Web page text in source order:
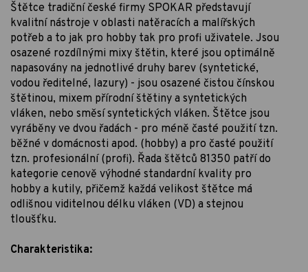
Štětce tradiční české firmy SPOKAR představují
kvalitní nástroje v oblasti natěracích a malířských
potřeb a to jak pro hobby tak pro profi uživatele. Jsou
osazené rozdílnými mixy štětin, které jsou optimálně
napasovány na jednotlivé druhy barev (syntetické,
vodou ředitelné, lazury) - jsou osazené čistou čínskou
štětinou, mixem přírodní štětiny a syntetických
vláken, nebo směsí syntetických vláken. Štětce jsou
vyráběny ve dvou řadách - pro méně časté použití tzn.
běžné v domácnosti apod. (hobby) a pro časté použití
tzn. profesionální (profi). Řada štětců 81350 patří do
kategorie cenově výhodné standardní kvality pro
hobby a kutily, přičemž každá velikost štětce má
odlišnou viditelnou délku vláken (VD) a stejnou
tloušťku.
Charakteristika: